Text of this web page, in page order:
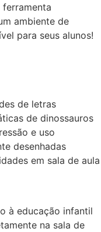
ferramenta
ambiente de
para seus alunos!
de letras
de dinossauros
e uso
desenhadas
em sala de aula
à educação infantil
na sala de